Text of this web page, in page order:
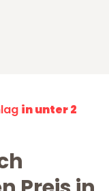
in unter 2